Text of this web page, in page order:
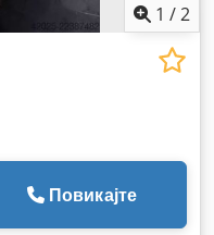
1 /2
Повикајте